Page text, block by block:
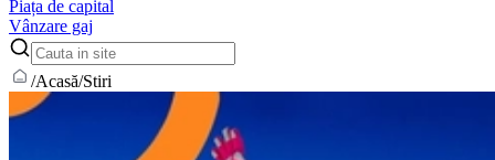
Piața de capital
Vânzare gaj
/Acasă/Stiri